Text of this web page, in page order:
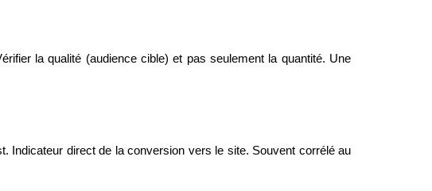
la qualité (audience cible) et pas seulement la quantité. Une
Indicateur direct de la conversion vers le site. Souvent corrélé au